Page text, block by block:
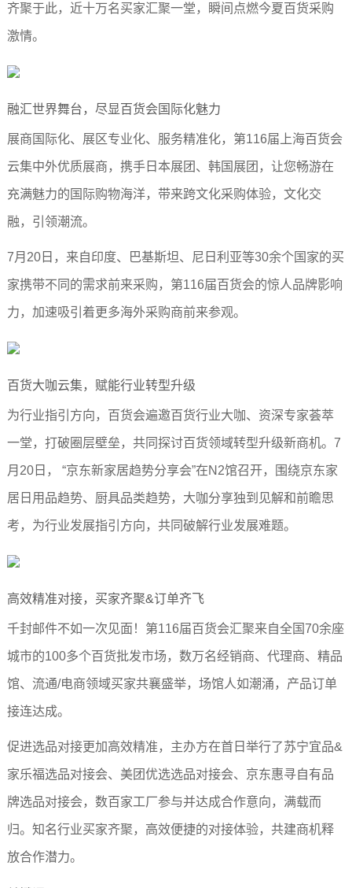
齐聚于此，近十万名买家汇聚一堂，瞬间点燃今夏百货采购
激情。
融汇世界舞台，尽显百货会国际化魅力
展商国际化、展区专业化、服务精准化，第116届上海百货会
云集中外优质展商，携手日本展团、韩国展团，让您畅游在
充满魅力的国际购物海洋，带来跨文化采购体验，文化交
融，引领潮流。
7月20日，来自印度、巴基斯坦、尼日利亚等30余个国家的买
家携带不同的需求前来采购，第116届百货会的惊人品牌影响
力，加速吸引着更多海外采购商前来参观。
百货大咖云集，赋能行业转型升级
为行业指引方向，百货会遍邀百货行业大咖、资深专家荟萃
一堂，打破圈层壁垒，共同探讨百货领域转型升级新商机。7
月20日， “京东新家居趋势分享会”在N2馆召开，围绕京东家
居日用品趋势、厨具品类趋势，大咖分享独到见解和前瞻思
考，为行业发展指引方向，共同破解行业发展难题。
高效精准对接，买家齐聚&订单齐飞
千封邮件不如一次见面！第116届百货会汇聚来自全国70余座
城市的100多个百货批发市场，数万名经销商、代理商、精品
馆、流通/电商领域买家共襄盛举，场馆人如潮涌，产品订单
接连达成。
促进选品对接更加高效精准，主办方在首日举行了苏宁宜品&
家乐福选品对接会、美团优选选品对接会、京东惠寻自有品
牌选品对接会，数百家工厂参与并达成合作意向，满载而
归。知名行业买家齐聚，高效便捷的对接体验，共建商机释
放合作潜力。